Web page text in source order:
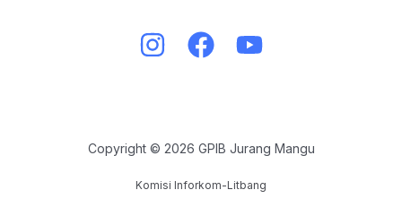
Copyright © 2026 GPIB Jurang Mangu
Komisi Inforkom-Litbang